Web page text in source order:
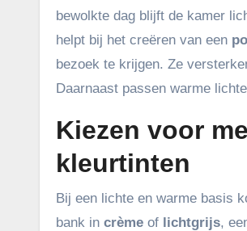
bewolkte dag blijft de kamer
helpt bij het creëren van een
bezoek te krijgen. Ze
Daarnaast passen warme
Kiezen voor
kleurtinten
Bij een lichte en warme basis
bank in crème of lichtgrijs,